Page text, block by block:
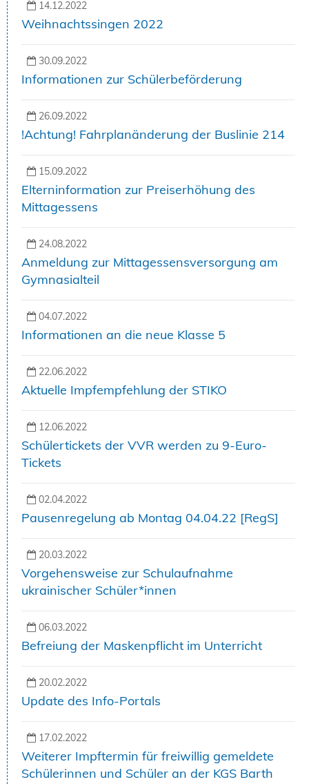
14.12.2022
Weihnachtssingen 2022
30.09.2022
Informationen zur Schülerbeförderung
26.09.2022
!Achtung! Fahrplanänderung der Buslinie 214
15.09.2022
Elterninformation zur Preiserhöhung des
Mittagessens
24.08.2022
Anmeldung zur Mittagessensversorgung am
Gymnasialteil
04.07.2022
Informationen an die neue Klasse 5
22.06.2022
Aktuelle Impfempfehlung der STIKO
12.06.2022
Schülertickets der VVR werden zu 9-Euro-
Tickets
02.04.2022
Pausenregelung ab Montag 04.04.22 [RegS]
20.03.2022
Vorgehensweise zur Schulaufnahme
ukrainischer Schüler*innen
06.03.2022
Befreiung der Maskenpflicht im Unterricht
20.02.2022
Update des Info-Portals
17.02.2022
Weiterer Impftermin für freiwillig gemeldete
Schülerinnen und Schüler an der KGS Barth